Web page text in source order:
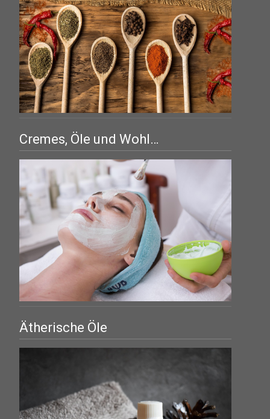
Cremes, Öle und Wohl…
Ätherische Öle